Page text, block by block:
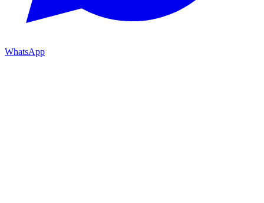
WhatsApp